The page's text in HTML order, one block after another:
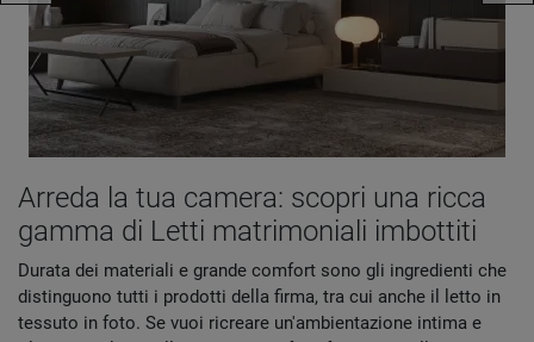
Arreda la tua camera: scopri una ricca
gamma di Letti matrimoniali imbottiti
Durata dei materiali e grande comfort sono gli ingredienti che
distinguono tutti i prodotti della firma, tra cui anche il letto in
tessuto in foto. Se vuoi ricreare un'ambientazione intima e